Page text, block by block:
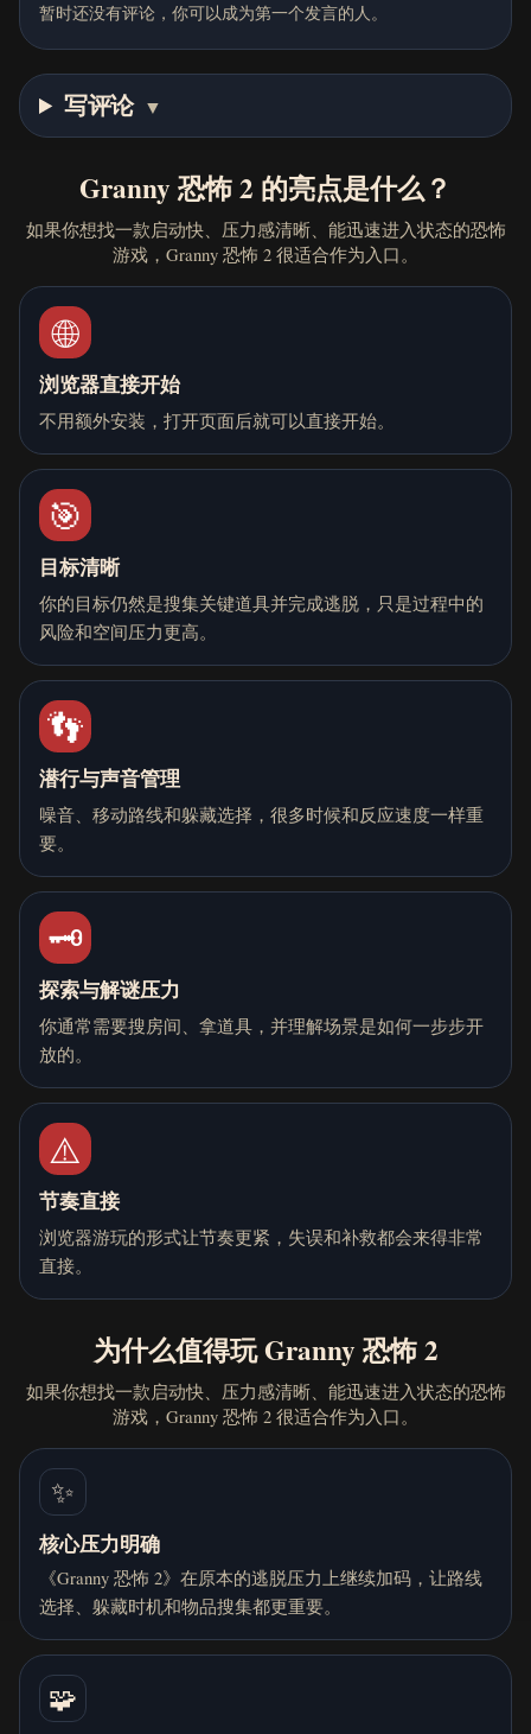
暂时还没有评论，你可以成为第一个发言的人。
写评论 ▼
Granny 恐怖 2 的亮点是什么？
如果你想找一款启动快、压力感清晰、能迅速进入状态的恐怖
游戏，Granny 恐怖 2 很适合作为入口。
🌐
浏览器直接开始
不用额外安装，打开页面后就可以直接开始。
🎯
目标清晰
你的目标仍然是搜集关键道具并完成逃脱，只是过程中的
风险和空间压力更高。
👣
潜行与声音管理
噪音、移动路线和躲藏选择，很多时候和反应速度一样重
要。
🗝️
探索与解谜压力
你通常需要搜房间、拿道具，并理解场景是如何一步步开
放的。
⚠️
节奏直接
浏览器游玩的形式让节奏更紧，失误和补救都会来得非常
直接。
为什么值得玩 Granny 恐怖 2
如果你想找一款启动快、压力感清晰、能迅速进入状态的恐怖
游戏，Granny 恐怖 2 很适合作为入口。
✨
核心压力明确
《Granny 恐怖 2》在原本的逃脱压力上继续加码，让路线
选择、躲藏时机和物品搜集都更重要。
🧩